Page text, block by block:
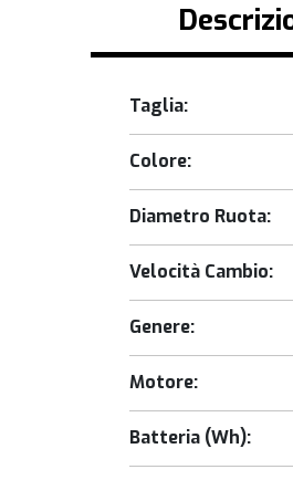
Taglia:
Colore:
Diametro Ruota:
Velocità Cambio:
Genere:
Motore:
Batteria (Wh):